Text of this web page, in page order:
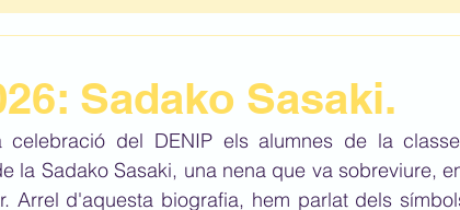
5
Cinquè (5è) Històric: Sisè (6è)
Sadako Sasaki.
del DENIP els alumnes de la
la Sadako Sasaki, una nena que va sobreviure,
Arrel d'aquesta biografia, hem parlat dels